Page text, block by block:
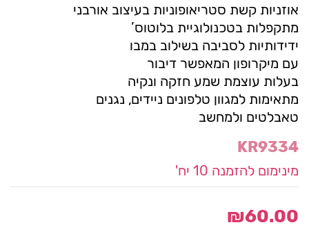
אוזניות קשת סטריאופוניות בעיצוב אורבני
מתקפלות בטכנולוגיית בלוטוס’
ידידותיות לסביבה בשילוב במבו
עם מיקרופון המאפשר דיבור
בעלות עוצמת שמע חזקה ונקיה
מתאימות למגוון טלפונים ניידים, נגנים
טאבלטים ולמחשב
KR9334
מינימום להזמנה 10 יח'
₪60.00